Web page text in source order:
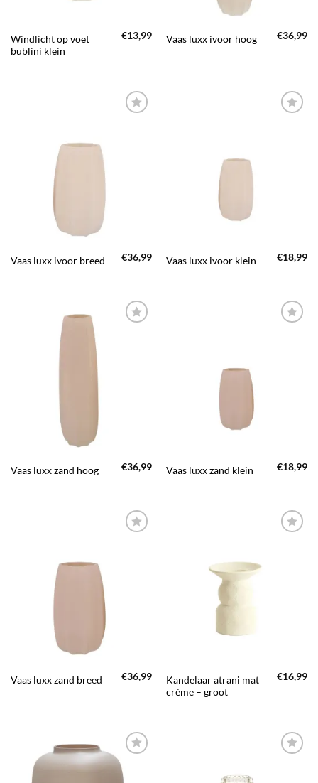
Windlicht op voet
bublini klein
€13,99 Vaas luxx ivoor hoog €36,99
TOEVOEGEN
FAVORIETEN
Vaas luxx ivoor breed €36,99
FAVORIETEN
Vaas luxx ivoor klein €18,99
TOEVOEGEN
Vaas luxx zand hoog €36,99
FAVORIETEN
Vaas luxx zand klein €18,99
TOEVOEGEN
AAN JOUW
FAVORIETEN
Vaas luxx zand breed €36,99
TOEVOEGEN
AAN JOUW
Kandelaar atrani mat
crème – groot
€16,99